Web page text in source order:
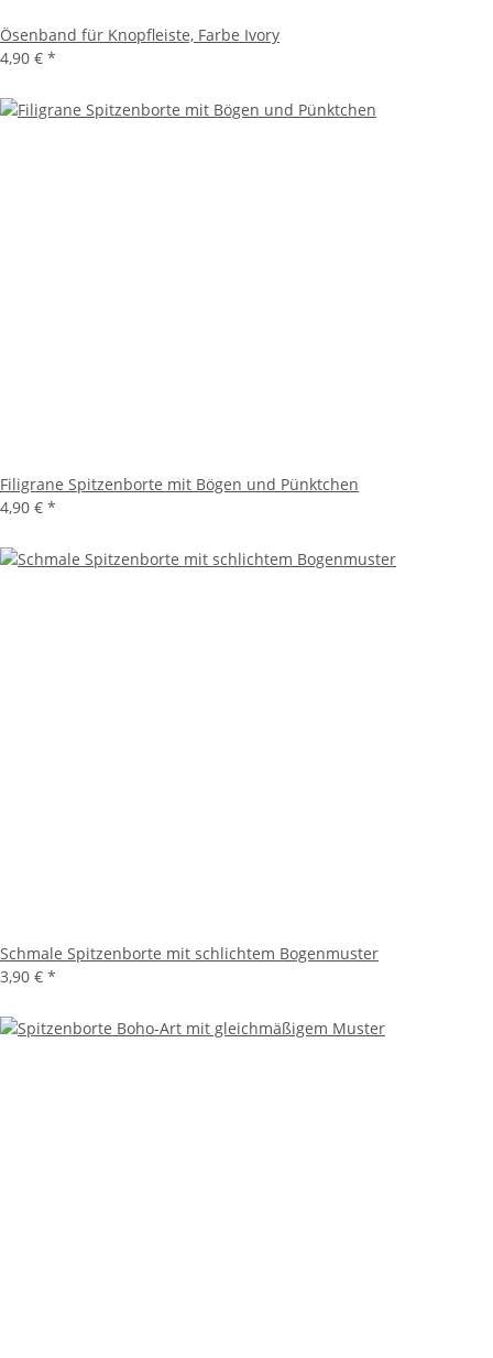
Ösenband für Knopfleiste, Farbe Ivory
4,90 € *
Filigrane Spitzenborte mit Bögen und Pünktchen
4,90 € *
Schmale Spitzenborte mit schlichtem Bogenmuster
3,90 € *